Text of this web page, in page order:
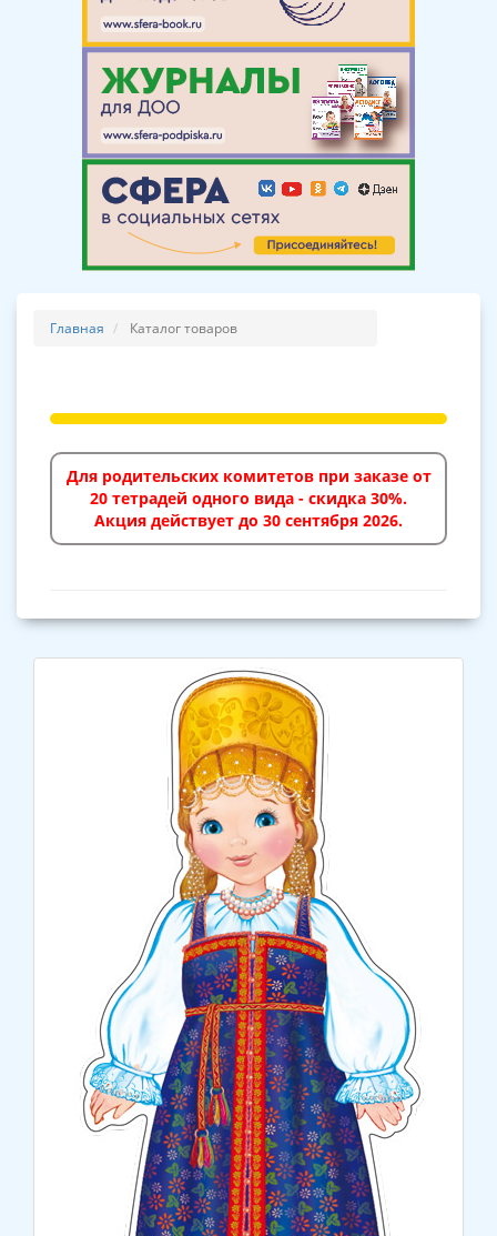
Главная Каталог товаров
Для родительских комитетов при заказе от
20 тетрадей одного вида - скидка 30%.
Акция действует до 30 сентября 2026.